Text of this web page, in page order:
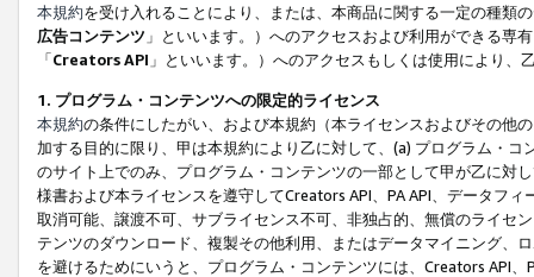
本規約を受け入れることにより、または、本商品に関する一定の種類
広告コンテンツ 」といいます。）へのアクセスおよび利用ができる専
「Creators API 」といいます。）へのアクセスもしくは使用により
1. プログラム・コンテンツへの限定的ライセンス
本規約の条件にしたがい、および本規約（本ライセンスおよびその他
加する目的に限り、甲は本規約により乙に対して、(a) プログラム・
のサイト上でのみ、プログラム・コンテンツの一部として甲が乙に対
様書および本ライセンスを遵守してCreators API、PA API、データフ
取消可能、譲渡不可、サブライセンス不可、非独占的、無償のライセ
テンツのダウンロード、複製その他利用、またはデータマイニング、
を避けるためにいうと、プログラム・コンテンツには、Creators API